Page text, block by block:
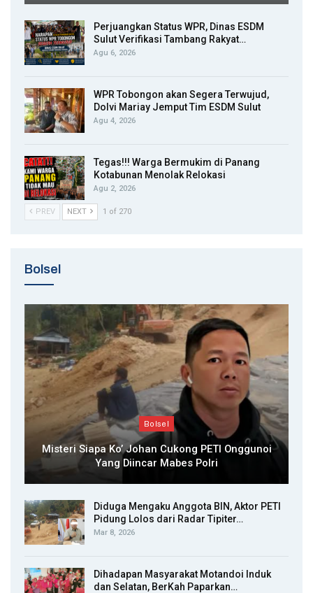
Perjuangkan Status WPR, Dinas ESDM
Sulut Verifikasi Tambang Rakyat…
Agu 6, 2026
WPR Tobongon akan Segera Terwujud,
Dolvi Mariay Jemput Tim ESDM Sulut
Agu 4, 2026
Tegas!!! Warga Bermukim di Panang
Kotabunan Menolak Relokasi
Agu 2, 2026
PREV NEXT 1 of 270
Bolsel
Bolsel
Misteri Siapa Ko’ Johan Cukong PETI Onggunoi
Yang Diincar Mabes Polri
Diduga Mengaku Anggota BIN, Aktor PETI
Pidung Lolos dari Radar Tipiter…
Mar 8, 2026
Dihadapan Masyarakat Motandoi Induk
dan Selatan, BerKah Paparkan…